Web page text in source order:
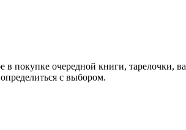
покупке очередной книги, тарелочки,
с выбором.